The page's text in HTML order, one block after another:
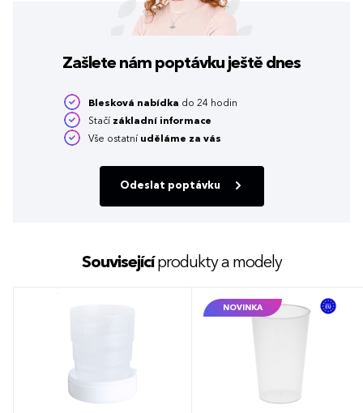
Zašlete nám poptávku ještě dnes
Blesková nabídka do 24 hodin
Stačí základní informace
Vše ostatní uděláme za vás
Odeslat poptávku
Souvisejícíprodukty a modely
NOVINKA